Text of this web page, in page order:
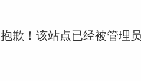
抱歉！该站点已经被管理